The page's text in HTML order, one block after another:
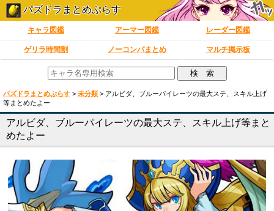
パズドラまとめぷらす
キャラ図鑑 アーマー図鑑 レーダー図鑑
ゲリラ時間割 ノーコンパまとめ マルチ掲示板
パズドラまとめぷらす > 未分類 > アルビダ、ブルーパイレーツの最大ステ、スキル上げ
等まとめたよー
アルビダ、ブルーパイレーツの最大ステ、スキル上げ等まと
めたよー